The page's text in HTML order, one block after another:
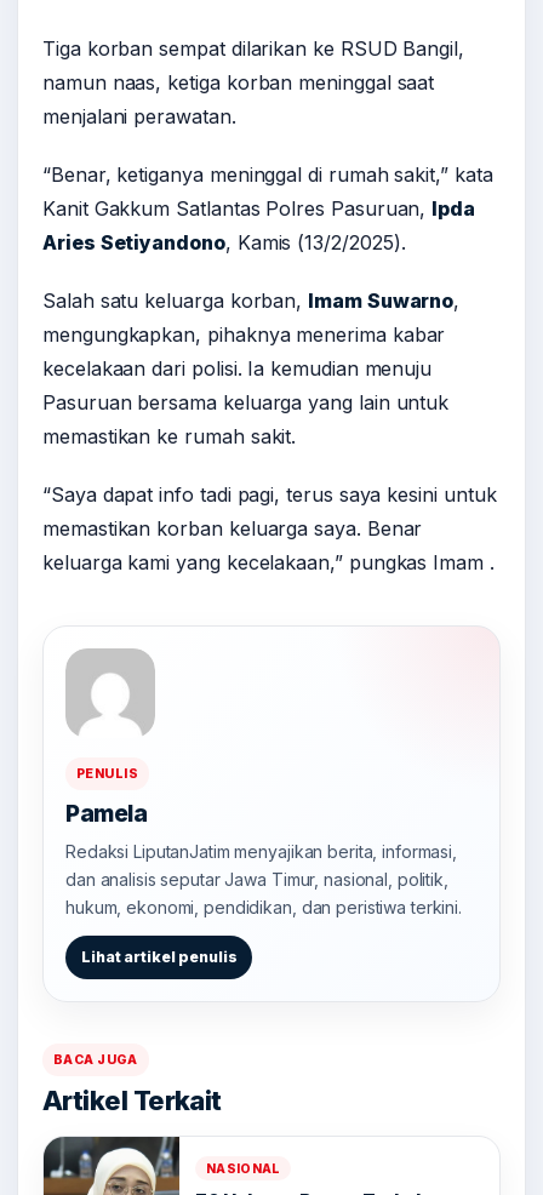
Tiga korban sempat dilarikan ke RSUD Bangil,
namun naas, ketiga korban meninggal saat
menjalani perawatan.
“Benar, ketiganya meninggal di rumah sakit,” kata
Kanit Gakkum Satlantas Polres Pasuruan, Ipda
Aries Setiyandono, Kamis (13/2/2025).
Salah satu keluarga korban, Imam Suwarno,
mengungkapkan, pihaknya menerima kabar
kecelakaan dari polisi. Ia kemudian menuju
Pasuruan bersama keluarga yang lain untuk
memastikan ke rumah sakit.
“Saya dapat info tadi pagi, terus saya kesini untuk
memastikan korban keluarga saya. Benar
keluarga kami yang kecelakaan,” pungkas Imam .
PENULIS
Pamela
Redaksi LiputanJatim menyajikan berita, informasi,
dan analisis seputar Jawa Timur, nasional, politik,
hukum, ekonomi, pendidikan, dan peristiwa terkini.
Lihat artikel penulis
BACA JUGA
Artikel Terkait
NASIONAL